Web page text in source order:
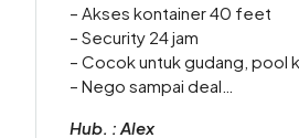
– Akses kontainer 40 feet
– Security 24 jam
– Cocok untuk gudang, pool
– Nego sampai deal…
Hub. : Alex